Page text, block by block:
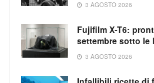
3 AGOSTO 2026
Fujifilm X-T6:
settembre sotto le
3 AGOSTO 2026